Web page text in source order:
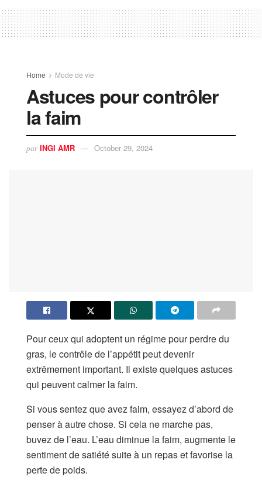
Home Mode de vie
Astuces pour contrôler
la faim
par INGI AMR October 29, 2024
Pour ceux qui adoptent un régime pour perdre du
gras, le contrôle de l’appétit peut devenir
extrêmement important. Il existe quelques astuces
qui peuvent calmer la faim.
Si vous sentez que avez faim, essayez d’abord de
penser à autre chose. Si cela ne marche pas,
buvez de l’eau. L’eau diminue la faim, augmente le
sentiment de satiété suite à un repas et favorise la
perte de poids.